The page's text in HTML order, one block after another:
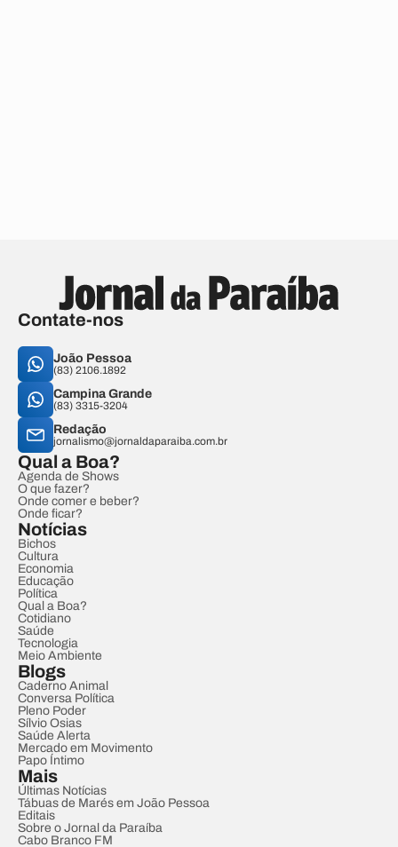
Contate-nos
João Pessoa
(83) 2106.1892
Campina Grande
(83) 3315-3204
Redação
jornalismo@jornaldaparaiba.com.br
Qual a Boa?
Agenda de Shows
O que fazer?
Onde comer e beber?
Onde ficar?
Notícias
Bichos
Cultura
Economia
Educação
Política
Qual a Boa?
Cotidiano
Saúde
Tecnologia
Meio Ambiente
Blogs
Caderno Animal
Conversa Política
Pleno Poder
Sílvio Osias
Saúde Alerta
Mercado em Movimento
Papo Íntimo
Mais
Últimas Notícias
Tábuas de Marés em João Pessoa
Editais
Sobre o Jornal da Paraíba
Cabo Branco FM